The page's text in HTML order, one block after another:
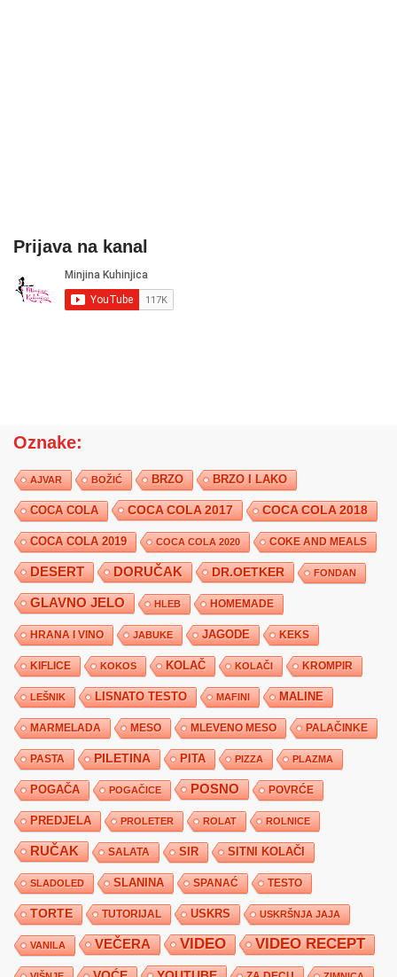
Prijava na kanal
Oznake:
AJVAR BOŽIĆ BRZO BRZO I LAKO
COCA COLA COCA COLA 2017 COCA COLA 2018
COCA COLA 2019 COCA COLA 2020 COKE AND MEALS
DESERT DORUČAK DR.OETKER FONDAN
GLAVNO JELO HLEB HOMEMADE
HRANA I VINO JABUKE JAGODE KEKS
KIFLICE KOKOS KOLAČ KOLAČI KROMPIR
LEŠNIK LISNATO TESTO MAFINI MALINE
MARMELADA MESO MLEVENO MESO PALAČINKE
PASTA PILETINA PITA PIZZA PLAZMA
POGAČA POGAČICE POSNO POVRĆE
PREDJELA PROLETER ROLAT ROLNICE
RUČAK SALATA SIR SITNI KOLAČI
SLADOLED SLANINA SPANAĆ TESTO
TORTE TUTORIJAL USKRS USKRŠNJA JAJA
VANILA VEČERA VIDEO VIDEO RECEPT